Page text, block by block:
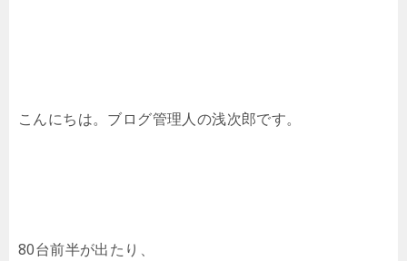
こんにちは。ブログ管理人の浅次郎です。
80台前半が出たり、